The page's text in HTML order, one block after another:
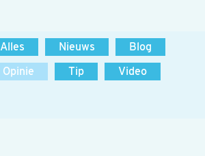
Alles Nieuws
Blog
Opinie Tip
Video